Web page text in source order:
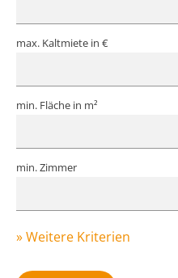
max. Kaltmiete in €
min. Fläche in m²
min. Zimmer
» Weitere Kriterien